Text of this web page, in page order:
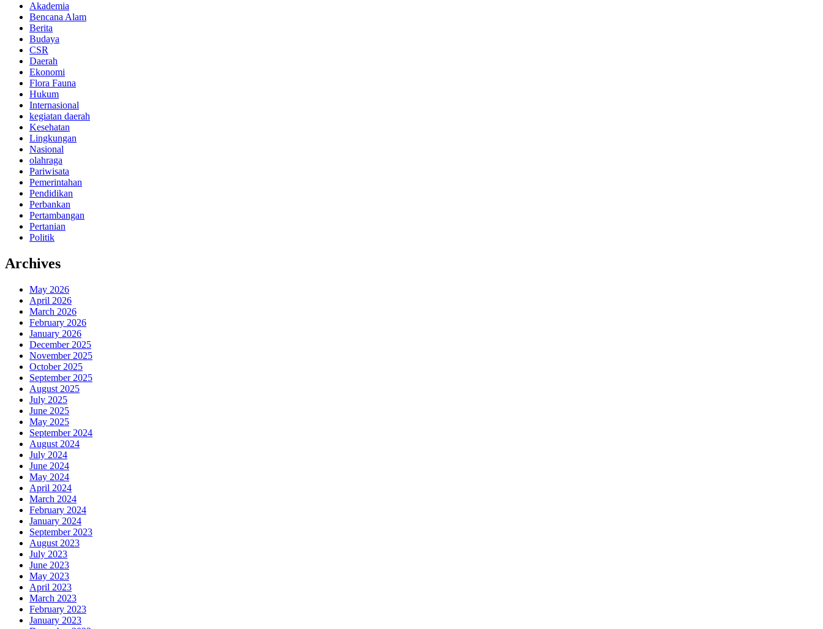
Akademia
Bencana Alam
Berita
Budaya
CSR
Daerah
Ekonomi
Flora Fauna
Hukum
Internasional
kegiatan daerah
Kesehatan
Lingkungan
Nasional
olahraga
Pariwisata
Pemerintahan
Pendidikan
Perbankan
Pertambangan
Pertanian
Politik
Archives
May 2026
April 2026
March 2026
February 2026
January 2026
December 2025
November 2025
October 2025
September 2025
August 2025
July 2025
June 2025
May 2025
September 2024
August 2024
July 2024
June 2024
May 2024
April 2024
March 2024
February 2024
January 2024
September 2023
August 2023
July 2023
June 2023
May 2023
April 2023
March 2023
February 2023
January 2023